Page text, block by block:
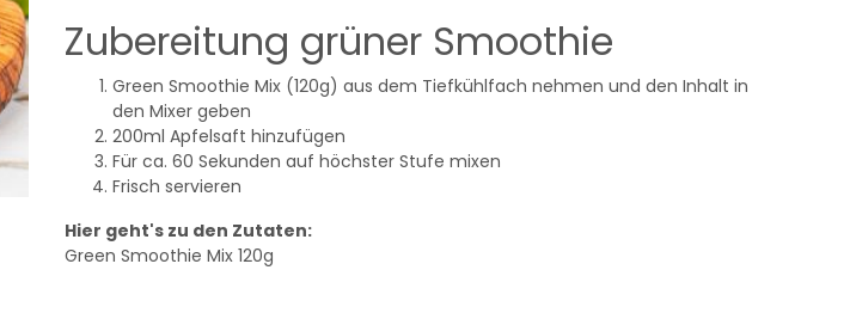
Zubereitung grüner Smoothie
Green Smoothie Mix (120g) aus dem Tiefkühlfach nehmen und den Inhalt in
den Mixer geben
200ml Apfelsaft hinzufügen
Für ca. 60 Sekunden auf höchster Stufe mixen
Frisch servieren
Hier geht's zu den Zutaten:
Green Smoothie Mix 120g